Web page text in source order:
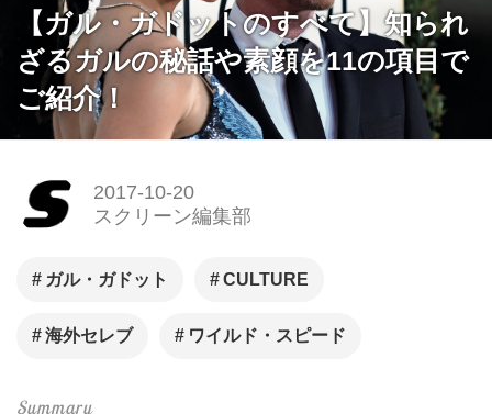
【ガル・ガドットのすべて】知られ
ざるガルの秘話や素顔を11の項目で
ご紹介！
2017-10-20
スクリーン編集部
ガル・ガドット CULTURE
海外セレブ ワイルド・スピード